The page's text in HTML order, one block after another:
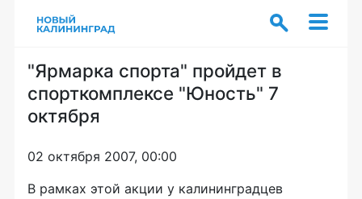
"Ярмарка спорта" пройдет в
спорткомплексе "Юность" 7
октября
02 октября 2007, 00:00
В рамках этой акции у калининградцев